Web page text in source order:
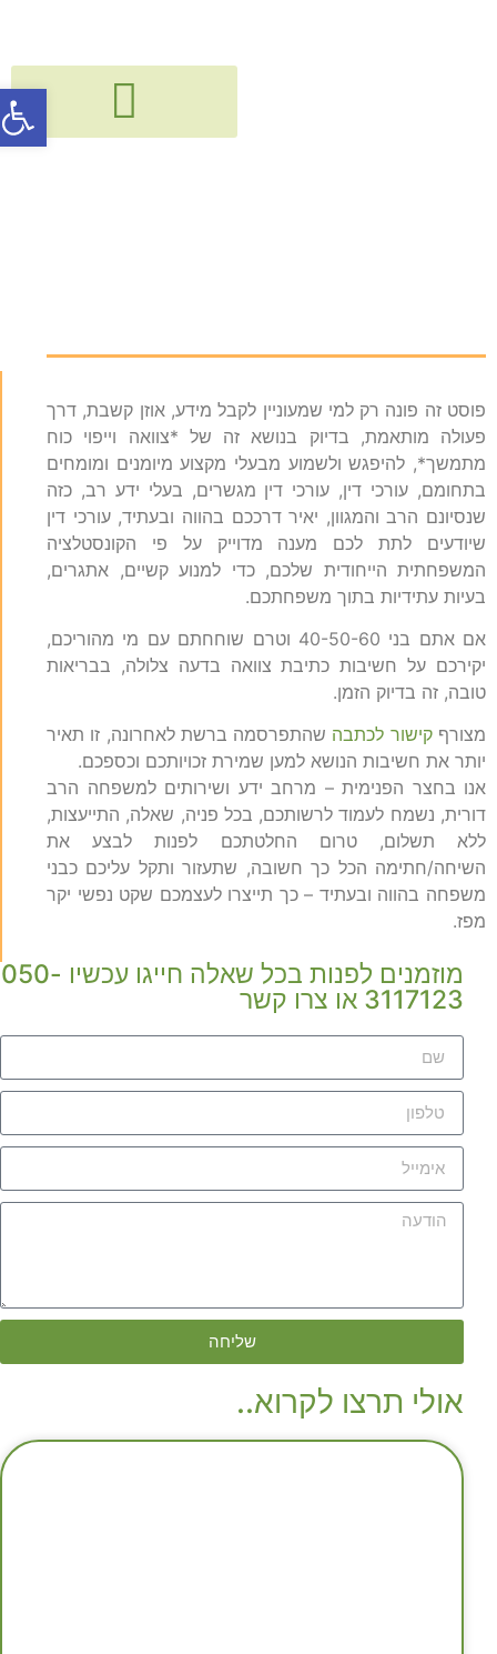
פוסט זה פונה רק למי שמעוניין לקבל מידע, אוזן קשבת, דרך
פעולה מותאמת, בדיוק בנושא זה של *צוואה וייפוי כוח
מתמשך*, להיפגש ולשמוע מבעלי מקצוע מיומנים ומומחים
בתחומם, עורכי דין, עורכי דין מגשרים, בעלי ידע רב, כזה
שנסיונם הרב והמגוון, יאיר דרככם בהווה ובעתיד, עורכי דין
שיודעים לתת לכם מענה מדוייק על פי הקונסטלציה
המשפחתית הייחודית שלכם, כדי למנוע קשיים, אתגרים,
בעיות עתידיות בתוך משפחתכם.
אם אתם בני 40-50-60 וטרם שוחחתם עם מי מהוריכם,
יקירכם על חשיבות כתיבת צוואה בדעה צלולה, בבריאות
טובה, זה בדיוק הזמן.
מצורף קישור לכתבהשהתפרסמה ברשת לאחרונה, זו תאיר
יותר את חשיבות הנושא למען שמירת זכויותכם וכספכם.
אנו בחצר הפנימית – מרחב ידע ושירותים למשפחה הרב
דורית, נשמח לעמוד לרשותכם, בכל פניה, שאלה, התייעצות,
ללא תשלום, טרום החלטתכם לפנות לבצע את
השיחה/חתימה הכל כך חשובה, שתעזור ותקל עליכם כבני
משפחה בהווה ובעתיד – כך תייצרו לעצמכם שקט נפשי יקר
מפז.
מוזמנים לפנות בכל שאלה חייגו עכשיו 050-
3117123 או צרו קשר
שליחה
אולי תרצו לקרוא..
פתח